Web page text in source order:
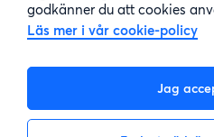
godkänner du att cookies
Läs mer i vår cookie-policy
Jag
Kundtjänst
08-22 00 90